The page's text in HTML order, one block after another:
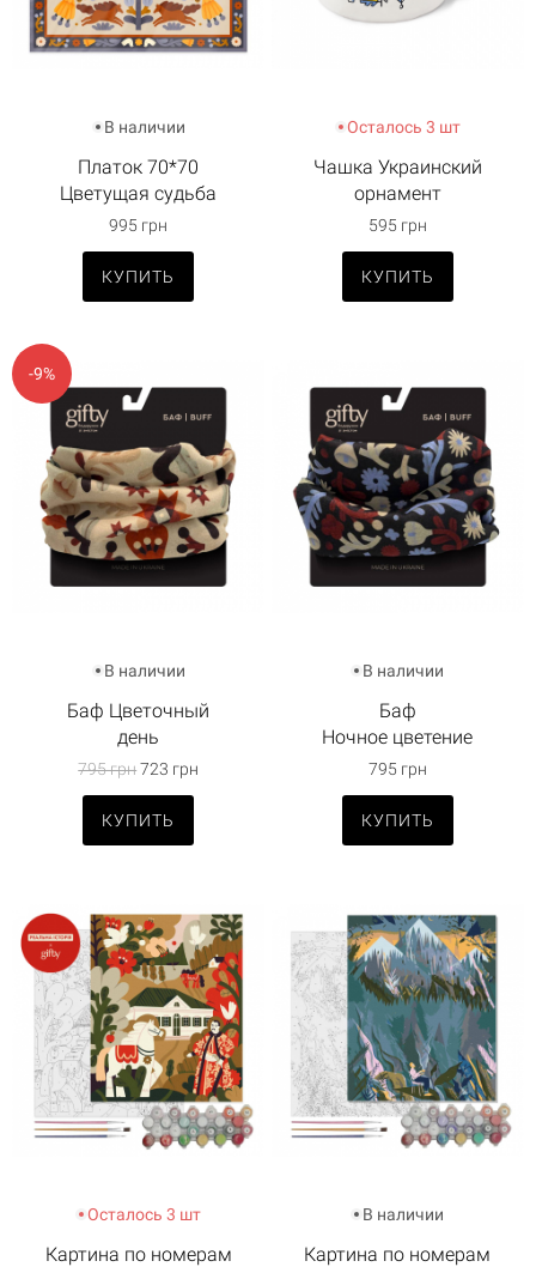
В наличии
Платок 70*70
Цветущая судьба
995 грн
КУПИТЬ
Осталось 3 шт
Чашка Украинский
орнамент
595 грн
КУПИТЬ
-9%
В наличии
Баф Цветочный
день
795 грн723 грн
КУПИТЬ
В наличии
Баф
Ночное цветение
795 грн
КУПИТЬ
Осталось 3 шт
Картина по номерам
В наличии
Картина по номерам